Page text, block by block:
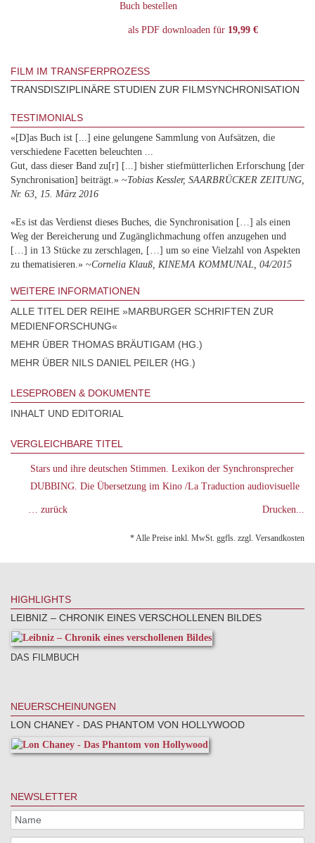
Buch bestellen
als PDF downloaden für 19,99 €
FILM IM TRANSFERPROZESS
TRANSDISZIPLINÄRE STUDIEN ZUR FILMSYNCHRONISATION
TESTIMONIALS
«[D]as Buch ist [...] eine gelungene Sammlung von Aufsätzen, die
verschiedene Facetten beleuchten ...
Gut, dass dieser Band zu[r] [...] bisher stiefmütterlichen Erforschung [der
Synchronisation] beiträgt.» ~Tobias Kessler, SAARBRÜCKER ZEITUNG,
Nr. 63, 15. März 2016
«Es ist das Verdienst dieses Buches, die Synchronisation […] als einen
Weg der Bereicherung und Zugänglichmachung offen anzugehen und
[…] in 13 Stücke zu zerschlagen, […] um so eine Vielzahl von Aspekten
zu thematisieren.» ~Cornelia Klauß, KINEMA KOMMUNAL, 04/2015
WEITERE INFORMATIONEN
ALLE TITEL DER REIHE »MARBURGER SCHRIFTEN ZUR
MEDIENFORSCHUNG«
MEHR ÜBER THOMAS BRÄUTIGAM (HG.)
MEHR ÜBER NILS DANIEL PEILER (HG.)
LESEPROBEN & DOKUMENTE
INHALT UND EDITORIAL
VERGLEICHBARE TITEL
Stars und ihre deutschen Stimmen. Lexikon der Synchronsprecher
DUBBING. Die Übersetzung im Kino /La Traduction audiovisuelle
… zurück Drucken...
* Alle Preise inkl. MwSt. ggfls. zzgl. Versandkosten
HIGHLIGHTS
LEIBNIZ – CHRONIK EINES VERSCHOLLENEN BILDES
DAS FILMBUCH
NEUERSCHEINUNGEN
LON CHANEY - DAS PHANTOM VON HOLLYWOOD
NEWSLETTER